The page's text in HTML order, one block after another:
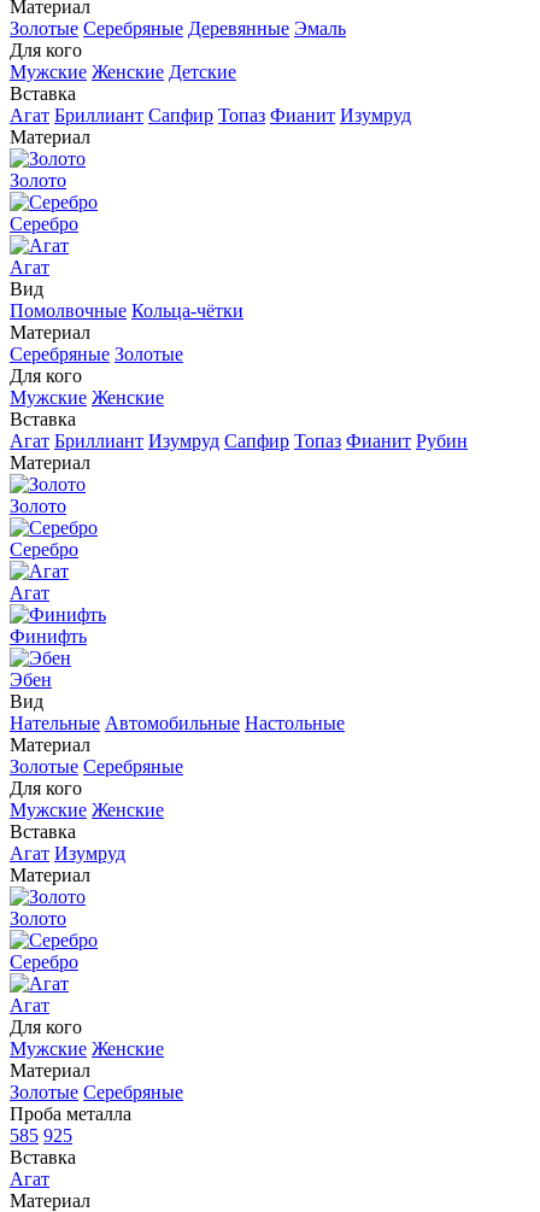
Материал
Золотые Серебряные Деревянные Эмаль
Для кого
Мужские Женские Детские
Вставка
Агат Бриллиант Сапфир Топаз Фианит Изумруд
Материал
Золото
Серебро
Агат
Вид
Помолвочные Кольца-чётки
Материал
Серебряные Золотые
Для кого
Мужские Женские
Вставка
Агат Бриллиант Изумруд Сапфир Топаз Фианит Рубин
Материал
Золото
Серебро
Агат
Финифть
Эбен
Вид
Нательные Автомобильные Настольные
Материал
Золотые Серебряные
Для кого
Мужские Женские
Вставка
Агат Изумруд
Материал
Золото
Серебро
Агат
Для кого
Мужские Женские
Материал
Золотые Серебряные
Проба металла
585 925
Вставка
Агат
Материал